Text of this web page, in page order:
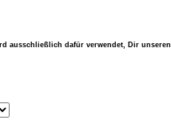
ausschließlich dafür verwendet, Dir